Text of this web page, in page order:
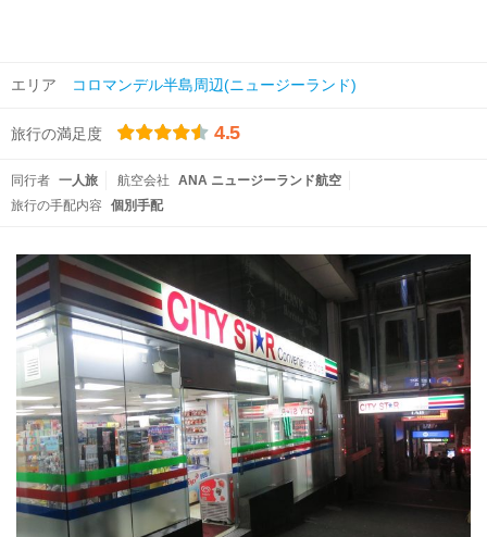
エリア コロマンデル半島周辺(ニュージーランド)
旅行の満足度 4.5
同行者 一人旅 航空会社
ANA ニュージーランド航空
旅行の手配内容
個別手配